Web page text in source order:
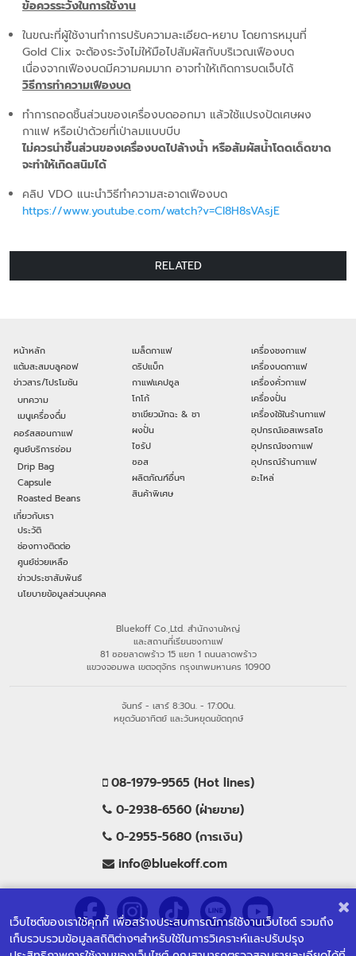
เว็บไซต์ของเราใช้คุกกี้ เพื่อสร้างประสบการณ์การใช้งานเว็บไซต์ รวมถึง
เก็บรวบรวมข้อมูลสถิติต่างๆสำหรับใช้ในการวิเคราะห์และปรับปรุง
ข้อควรระวังในการใช้งาน
ในขณะที่ผู้ใช้งานทำการปรับความละเอียด-หยาบ โดยการหมุนที่
Gold Clix จะต้องระวังไม่ให้มือไปสัมผัสกับบริเวณเฟืองบด
เนื่องจากเฟืองบดมีความคมมาก อาจทำให้เกิดการบดเจ็บได้
วิธีการทำความเฟืองบด
ทำการถอดชิ้นส่วนของเครื่องบดออกมา แล้วใช้แปรงปัดเศษผง
กาแฟ หรือเป่าด้วยที่เป่าลมแบบบีบ
ไม่ควรนำชิ้นส่วนของเครื่องบดไปล้างน้ำ หรือสัมผัสน้ำโดดเด็ดขาด
จะทำให้เกิดสนิมได้
คลิป VDO แนะนำวิธีทำความสะอาดเฟืองบด
https://www.youtube.com/watch?v=CI8H8sVAsjE
RELATED
หน้าหลัก
แต้มสะสมบลูคอฟ
ข่าวสาร/โปรโมชัน
บทความ
เมนูเครื่องดื่ม
คอร์สสอนกาแฟ
ศูนย์บริการซ่อม
Drip Bag
Capsule
Roasted Beans
เกี่ยวกับเรา
ประวัติ
ช่องทางติดต่อ
ศูนย์ช่วยเหลือ
ข่าวประชาสัมพันธ์
นโยบายข้อมูลส่วนบุคคล
เมล็ดกาแฟ
ดริปแบ็ก
กาแฟแคปซูล
โกโก้
ชาเขียวมัทฉะ & ชา
ผงปั่น
ไซรัป
ซอส
ผลิตภัณฑ์อื่นๆ
สินค้าพิเศษ
เครื่องชงกาแฟ
เครื่องบดกาแฟ
เครื่องคั่วกาแฟ
เครื่องปั่น
เครื่องใช้ในร้านกาแฟ
อุปกรณ์เอสเพรสโซ
อุปกรณ์ชงกาแฟ
อุปกรณ์ร้านกาแฟ
อะไหล่
Bluekoff Co.,Ltd. สำนักงานใหญ่
และสถานที่เรียนชงกาแฟ
81 ซอยลาดพร้าว 15 แยก 1 ถนนลาดพร้าว
แขวงจอมพล เขตจตุจักร กรุงเทพมหานคร 10900
จันทร์ - เสาร์ 8:30น. - 17:00น.
หยุดวันอาทิตย์ และวันหยุดนขัตฤกษ์
08-1979-9565 (Hot lines)
0-2938-6560 (ฝ่ายขาย)
0-2955-5680 (การเงิน)
info@bluekoff.com